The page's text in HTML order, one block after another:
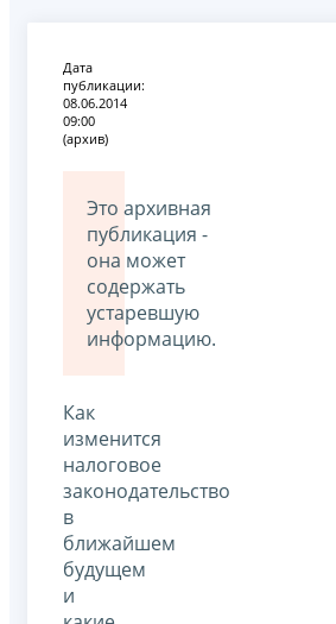
Дата
публикации:
08.06.2014
09:00
(архив)
Это архивная
публикация -
она может
содержать
устаревшую
информацию.
Как
изменится
налоговое
законодательство
в
ближайшем
будущем
и